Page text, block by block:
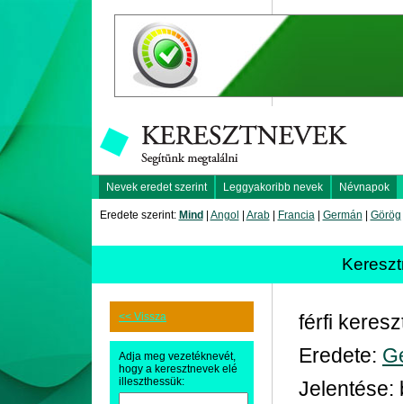
Nevek eredet szerint Leggyakoribb nevek Névnapok
Eredete szerint: Mind Angol Arab| Francia| Germán Görög
<< Vissza
Adja meg vezetéknevét,
hogy a keresztnevek elé
illeszthessük:
férfi
Eredete:
Jelentése: